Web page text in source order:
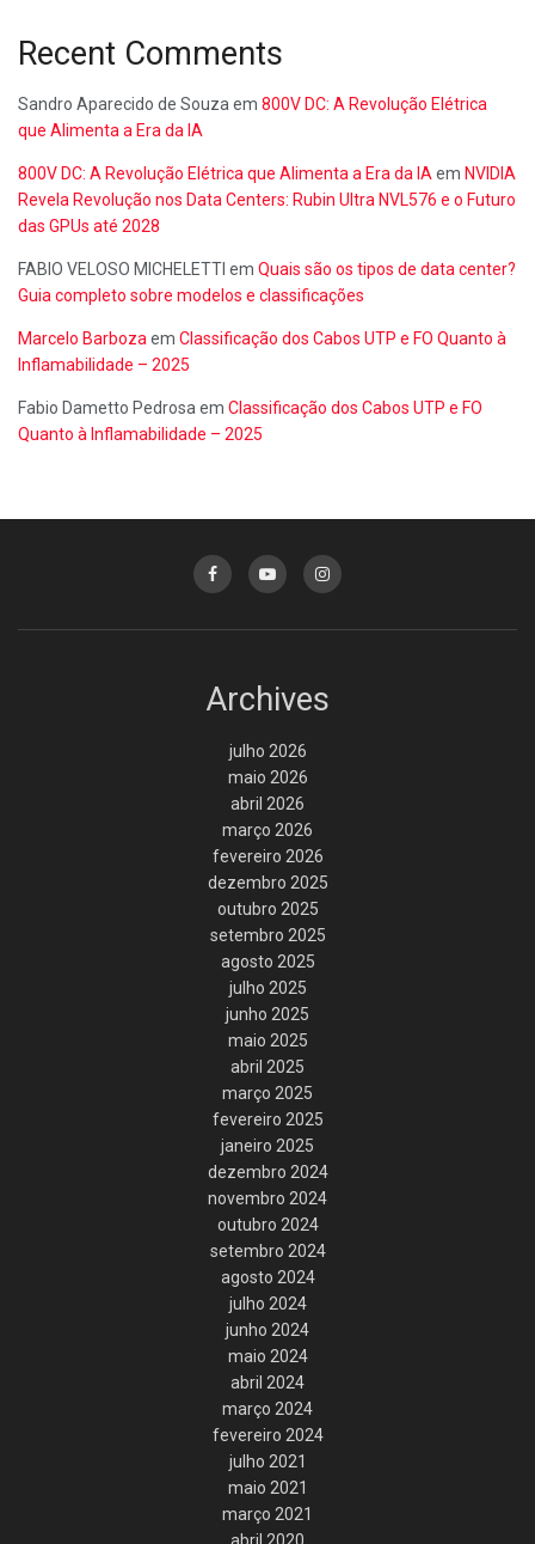
Recent Comments
Sandro Aparecido de Souzaem 800V DC: A Revolução Elétrica
que Alimenta a Era da IA
800V DC: A Revolução Elétrica que Alimenta a Era da IAem NVIDIA
Revela Revolução nos Data Centers: Rubin Ultra NVL576 e o Futuro
das GPUs até 2028
FABIO VELOSO MICHELETTI em Quais são os tipos de data center?
Guia completo sobre modelos e classificações
Marcelo Barbozaem Classificação dos Cabos UTP e FO Quanto à
Inflamabilidade – 2025
Fabio Dametto Pedrosaem Classificação dos Cabos UTP e FO
Quanto à Inflamabilidade – 2025
Archives
julho 2026
maio 2026
abril 2026
março 2026
fevereiro 2026
dezembro 2025
outubro 2025
setembro 2025
agosto 2025
julho 2025
junho 2025
maio 2025
abril 2025
março 2025
fevereiro 2025
janeiro 2025
dezembro 2024
novembro 2024
outubro 2024
setembro 2024
agosto 2024
julho 2024
junho 2024
maio 2024
abril 2024
março 2024
fevereiro 2024
julho 2021
maio 2021
março 2021